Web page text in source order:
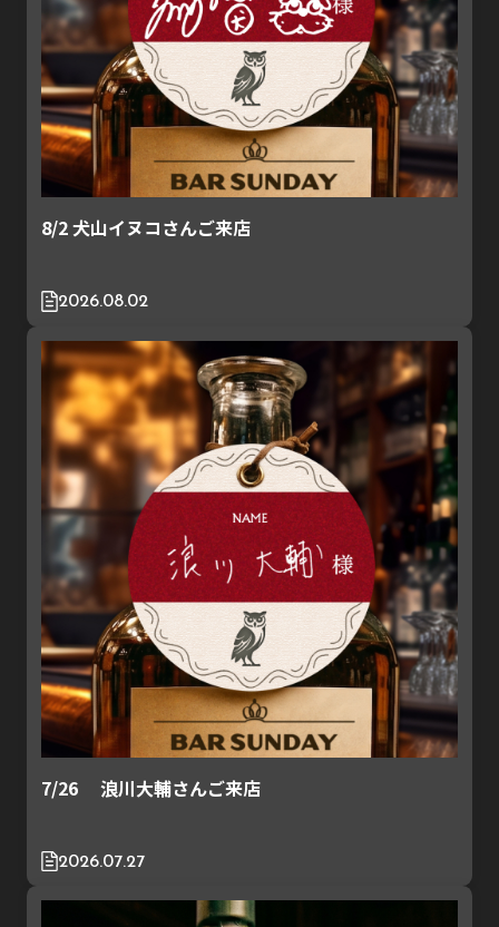
8/2 犬山イヌコさんご来店
2026.08.02
7/26 浪川大輔さんご来店
2026.07.27